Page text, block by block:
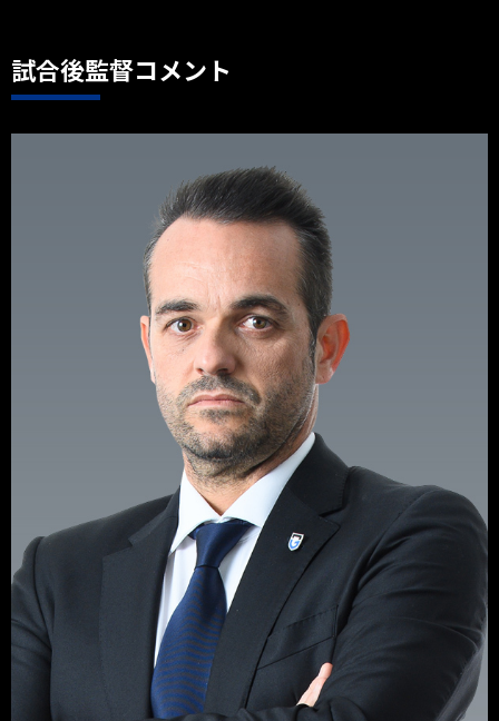
試合後監督コメント